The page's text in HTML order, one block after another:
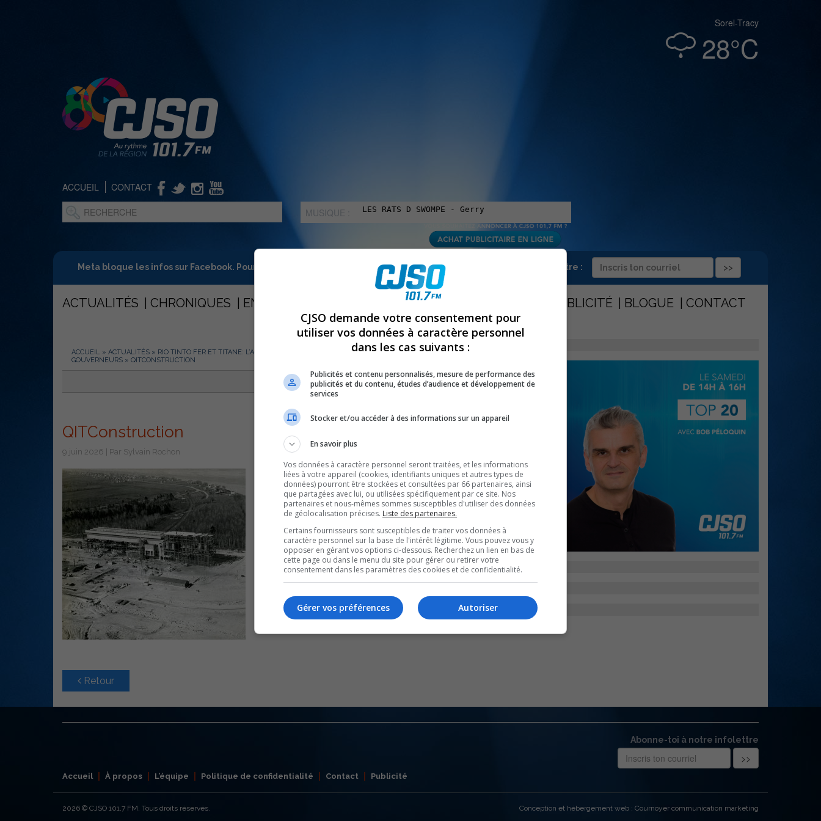
Sorel-Tracy
28°C
ACCUEIL CONTACT
MUSIQUE :
Meta bloque les infos sur Facebook. Pour ne rien manquer à Sorel-Tracy et la région, abonne-toi à notre infolettre :
ACTUALITÉS CHRONIQUES ENTREVUES ÉMISSIONS PUBLICITÉ BLOGUE CONTACT
ACCUEIL » ACTUALITÉS » RIO TINTO FER ET TITANE: L’AUDACE D’INNOVER, LA FORCE DE DURER, DÈS LE 18 JUIN À LA MAISON DES
GOUVERNEURS » QITCONSTRUCTION
PARTAGEZ
QITConstruction
9 juin 2026 | Par Sylvain Rochon
Retour
Abonne-toi à notre infolettre
Accueil À propos L’équipe Politique de confidentialité Contact Publicité
2026 © CJSO 101,7 FM. Tous droits réservés. Conception et hébergement web : Cournoyer communication marketing
CJSO demande votre consentement pour
utiliser vos données à caractère personnel
dans les cas suivants :
Publicités et contenu personnalisés, mesure de performance des
publicités et du contenu, études d’audience et développement de
services
Stocker et/ou accéder à des informations sur un appareil
En savoir plus
Vos données à caractère personnel seront traitées, et les informations
liées à votre appareil (cookies, identifiants uniques et autres types de
données) pourront être stockées et consultées par 66 partenaires, ainsi
que partagées avec lui, ou utilisées spécifiquement par ce site. Nos
partenaires et nous-mêmes sommes susceptibles d'utiliser des données
de géolocalisation précises. Liste des partenaires.
Certains fournisseurs sont susceptibles de traiter vos données à
caractère personnel sur la base de l'intérêt légitime. Vous pouvez vous y
opposer en gérant vos options ci-dessous. Recherchez un lien en bas de
cette page ou dans le menu du site pour gérer ou retirer votre
consentement dans les paramètres des cookies et de confidentialité.
Autoriser
Gérer vos préférences